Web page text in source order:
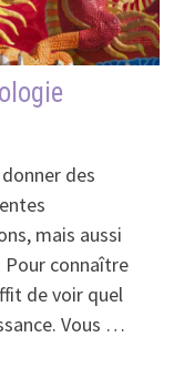
des
mais aussi
Pour connaître
de voir quel
Vous …